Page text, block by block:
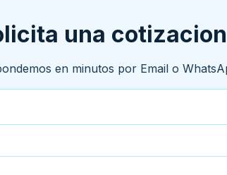
una cotizacion
en minutos por Email o